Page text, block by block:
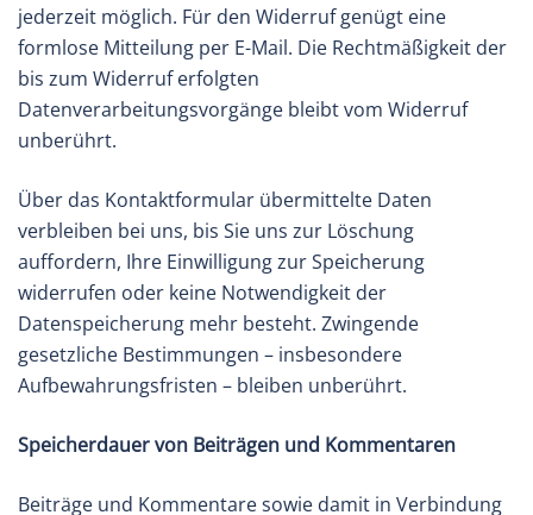
jederzeit möglich. Für den Widerruf genügt eine
formlose Mitteilung per E-Mail. Die Rechtmäßigkeit der
bis zum Widerruf erfolgten
Datenverarbeitungsvorgänge bleibt vom Widerruf
unberührt.
Über das Kontaktformular übermittelte Daten
verbleiben bei uns, bis Sie uns zur Löschung
auffordern, Ihre Einwilligung zur Speicherung
widerrufen oder keine Notwendigkeit der
Datenspeicherung mehr besteht. Zwingende
gesetzliche Bestimmungen – insbesondere
Aufbewahrungsfristen – bleiben unberührt.
Speicherdauer von Beiträgen und Kommentaren
Beiträge und Kommentare sowie damit in Verbindung